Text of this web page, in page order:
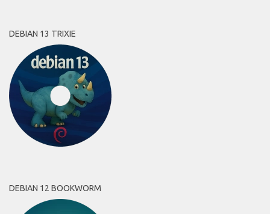
DEBIAN 13 TRIXIE
DEBIAN 12 BOOKWORM